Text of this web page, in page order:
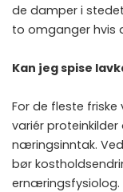
de damper i
to omganger hvis
Kan jeg spise
For de fleste
variér
næringsinntak.
bør
ernæringsfysiolog.